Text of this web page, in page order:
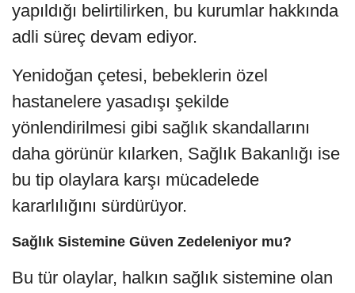
yapıldığı belirtilirken, bu kurumlar hakkında
adli süreç devam ediyor.
Yenidoğan çetesi, bebeklerin özel
hastanelere yasadışı şekilde
yönlendirilmesi gibi sağlık skandallarını
daha görünür kılarken, Sağlık Bakanlığı ise
bu tip olaylara karşı mücadelede
kararlılığını sürdürüyor.
Sağlık Sistemine Güven Zedeleniyor mu?
Bu tür olaylar, halkın sağlık sistemine olan